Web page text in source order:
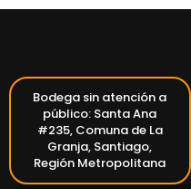
Bodega sin atención a
público: Santa Ana
#235, Comuna de La
Granja, Santiago,
Región Metropolitana